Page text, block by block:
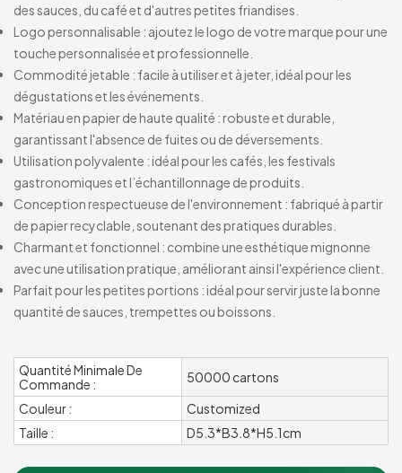
des sauces, du café et d'autres petites friandises.
Logo personnalisable : ajoutez le logo de votre marque pour une
touche personnalisée et professionnelle.
Commodité jetable : facile à utiliser et à jeter, idéal pour les
dégustations et les événements.
Matériau en papier de haute qualité : robuste et durable,
garantissant l'absence de fuites ou de déversements.
Utilisation polyvalente : idéal pour les cafés, les festivals
gastronomiques et l’échantillonnage de produits.
Conception respectueuse de l'environnement : fabriqué à partir
de papier recyclable, soutenant des pratiques durables.
Charmant et fonctionnel : combine une esthétique mignonne
avec une utilisation pratique, améliorant ainsi l'expérience client.
Parfait pour les petites portions : idéal pour servir juste la bonne
quantité de sauces, trempettes ou boissons.
Quantité Minimale De
Commande :
50000 cartons
Couleur :
Customized
Taille :
D5.3*B3.8*H5.1cm